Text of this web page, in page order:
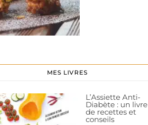
MES LIVRES
L’Assiette Anti-
Diabète : un livre
de recettes et
conseils